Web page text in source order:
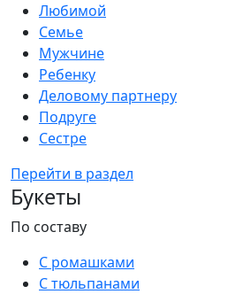
Любимой
Семье
Мужчине
Ребенку
Деловому партнеру
Подруге
Сестре
Перейти в раздел
Букеты
По составу
С ромашками
С тюльпанами